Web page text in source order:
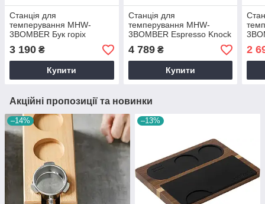
Станція для
темперування MHW-
3BOMBER Бук горіх
3 190 ₴
Купити
Станція для
темперування MHW-
3BOMBER Espresso Knock
4 789₴
Купити
2
Акційні пропозиції та новинки
–14% –13%